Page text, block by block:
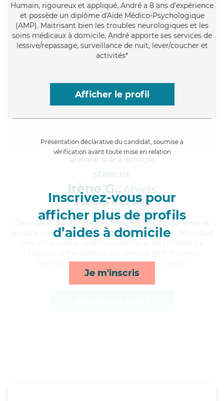
Humain, rigoureux et appliqué, André a 8 ans d'expérience
et possède un diplôme d'Aide Médico-Psychologique
(AMP). Maitrisant bien les troubles neurologiques et les
soins médicaux à domicile, André apporte ses services de
lessive/repassage, surveillance de nuit, lever/coucher et
activités*
Afficher le profil
Présentation déclarative du candidat, soumise à
vérification avant toute mise en relation
Inscrivez-vous pour
afficher plus de profils
d’aides à domicile
Je m'inscris
SÉRIEUSE
Irène G., Abrets
à 5km de chez Vous
, fiable et efficace, Irène a 8 ans d'expérience et
possède un diplôme d'Etat d'aide-soignant (AS). Maitrisant
lever/coucher, activités et courses/livraison*